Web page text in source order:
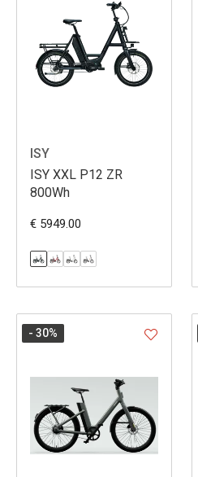
ISY
ISY XXL P12 ZR
800Wh
€ 5949.00
- 30%